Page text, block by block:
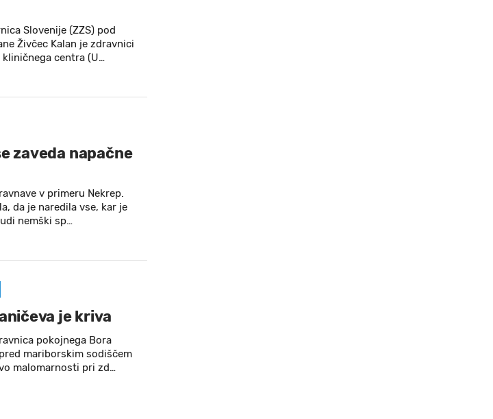
Slovenije (ZZS) pod
Živčec Kalan je zdravnici
centra (U…
zaveda napačne
v primeru Nekrep.
da je naredila vse, kar je
nemški sp…
je kriva
pokojnega Bora
mariborskim sodiščem
malomarnosti pri zd…